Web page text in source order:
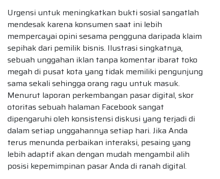
Urgensi untuk meningkatkan bukti sosial sangatlah
mendesak karena konsumen saat ini lebih
mempercayai opini sesama pengguna daripada klaim
sepihak dari pemilik bisnis. Ilustrasi singkatnya,
sebuah unggahan iklan tanpa komentar ibarat toko
megah di pusat kota yang tidak memiliki pengunjung
sama sekali sehingga orang ragu untuk masuk.
Menurut laporan perkembangan pasar digital, skor
otoritas sebuah halaman Facebook sangat
dipengaruhi oleh konsistensi diskusi yang terjadi di
dalam setiap unggahannya setiap hari. Jika Anda
terus menunda perbaikan interaksi, pesaing yang
lebih adaptif akan dengan mudah mengambil alih
posisi kepemimpinan pasar Anda di ranah digital.